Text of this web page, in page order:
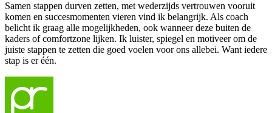
Samen stappen durven zetten, met wederzijds vertrouwen vooruit
komen en succesmomenten vieren vind ik belangrijk. Als coach
belicht ik graag alle mogelijkheden, ook wanneer deze buiten de
kaders of comfortzone lijken. Ik luister, spiegel en motiveer om de
juiste stappen te zetten die goed voelen voor ons allebei. Want iedere
stap is er één.